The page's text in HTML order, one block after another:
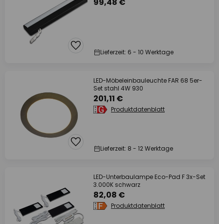
Lieferzeit: 6 - 10 Werktage
LED-Möbeleinbauleuchte FAR 68 5er-
Set stahl 4W 930
201,11 €
Produktdatenblatt
Lieferzeit: 8 - 12 Werktage
LED-Unterbaulampe Eco-Pad F 3x-Set
3.000K schwarz
82,08 €
Produktdatenblatt